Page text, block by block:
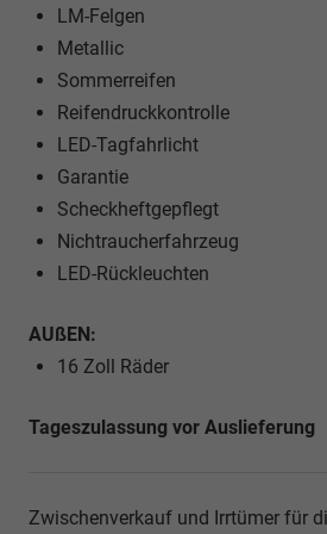
LM-Felgen
Metallic
Sommerreifen
Reifendruckkontrolle
LED-Tagfahrlicht
Garantie
Scheckheftgepflegt
Nichtraucherfahrzeug
LED-Rückleuchten
AUßEN:
16 Zoll Räder
Tageszulassung vor Auslieferung
Zwischenverkauf und Irrtümer für